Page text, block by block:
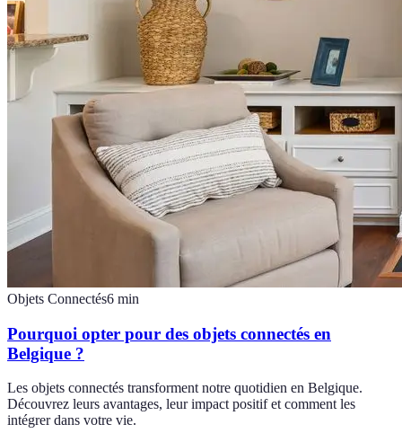
Objets Connectés6 min
Pourquoi opter pour des objets connectés en
Belgique ?
Les objets connectés transforment notre quotidien en Belgique.
Découvrez leurs avantages, leur impact positif et comment les
intégrer dans votre vie.